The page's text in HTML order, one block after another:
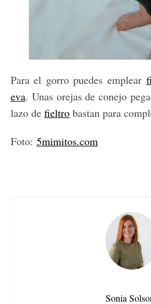
Para el gorro puedes emplear
eva. Unas orejas de conejo
lazo de fieltrobastan para
Foto: 5mimitos.com
Sonia